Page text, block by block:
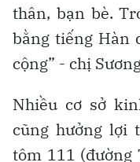
thân, bạn bè.
bằng tiếng Hàn
cộng” - chị
Nhiều cơ sở
cũng hưởng lợi
tôm 111 (đường